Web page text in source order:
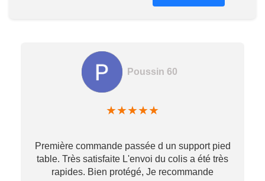
Poussin 60
★★★★★
Première commande passée d un support pied
table. Très satisfaite L'envoi du colis a été très
rapides. Bien protégé, Je recommande